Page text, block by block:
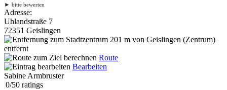
► bitte bewerten
Adresse:
Uhlandstraße 7
72351 Geislingen
201 m von Geislingen (Zentrum)
entfernt
Route
Bearbeiten
Sabine Armbruster
0/50 ratings